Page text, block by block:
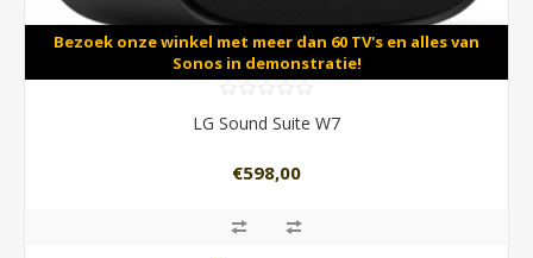
Bezoek onze winkel met meer dan 60 TV's en alles van
Sonos in demonstratie!
LG Sound Suite W7
€598,00